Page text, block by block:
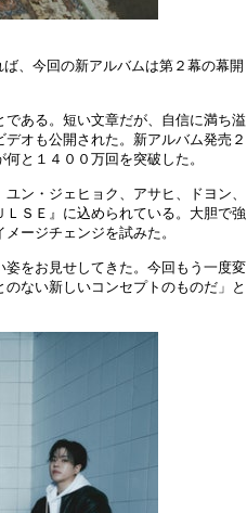
、今回の新アルバムは第２幕の幕開
ある。短い文章だが、自信に満ち溢
オも公開された。新アルバム発売２
と１４００万回を突破した。
ン・ジェヒョク、アサヒ、ドヨン、
ＳＥ』に込められている。大胆で強
ージチェンジを試みた。
をお見せしてきた。今回もう一度変
ない新しいコンセプトのものだ」と